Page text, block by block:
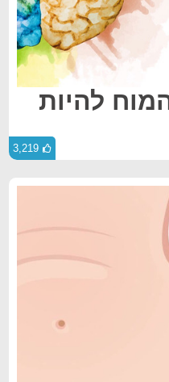
להיות
3,219